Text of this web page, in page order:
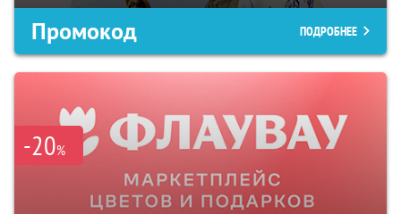
Промокод ПОДРОБНЕЕ
-20%